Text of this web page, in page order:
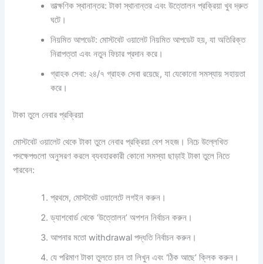
তাত্ক্ষণিক স্থানান্তর: টাকা স্থানান্তর এবং উত্তোলন প্রক্রিয়া খুব দ্রুত
ঘটে।
নিয়মিত আপডেট: মোস্টবেট ওয়ালেট নিয়মিত আপডেট হয়, যা অতিরিক্ত
নিরাপত্তা এবং নতুন ফিচার প্রদান করে।
গ্রাহক সেবা: ২৪/৭ গ্রাহক সেবা রয়েছে, যা যেকোনো সমস্যায় সহায়তা
করে।
টাকা তুলে নেবার প্রক্রিয়া
মোস্টবেট ওয়ালেট থেকে টাকা তুলে নেবার প্রক্রিয়া বেশ সহজ। নিচে উল্লেখিত
পদক্ষেপগুলো অনুসরণ করলে ব্যবহারকারী কোনো সমস্যা ছাড়াই টাকা তুলে নিতে
পারবেন:
প্রথমে, মোস্টবেট ওয়ালেটে লগইন করুন।
ড্যাশবোর্ড থেকে ‘উত্তোলন’ অপশন নির্বাচন করুন।
আপনার মতো withdrawal পদ্ধতি নির্বাচন করুন।
যে পরিমাণ টাকা তুলতে চান তা লিখুন এবং ‘ঠিক আছে’ ক্লিক করুন।